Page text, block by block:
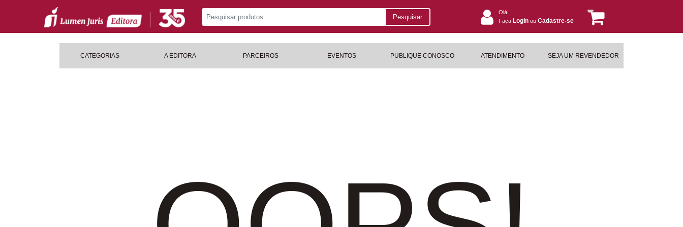
Pesquisar
Olá!
Faça Login ou Cadastre-se
CATEGORIAS A EDITORA PARCEIROS EVENTOS PUBLIQUE CONOSCO ATENDIMENTO SEJA UM REVENDEDOR